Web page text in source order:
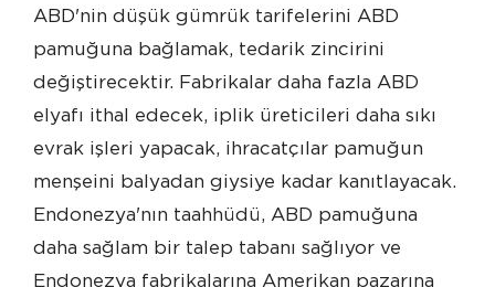
ABD'nin düşük gümrük tarifelerini ABD
pamuğuna bağlamak, tedarik zincirini
değiştirecektir. Fabrikalar daha fazla ABD
elyafı ithal edecek, iplik üreticileri daha sıkı
evrak işleri yapacak, ihracatçılar pamuğun
menşeini balyadan giysiye kadar kanıtlayacak.
Endonezya'nın taahhüdü, ABD pamuğuna
daha sağlam bir talep tabanı sağlıyor ve
Endonezya fabrikalarına Amerikan pazarına